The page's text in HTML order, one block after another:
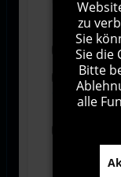
Abonnieren
Ich
meine Daten
zu
Sie
Sie die
Bitte
alle